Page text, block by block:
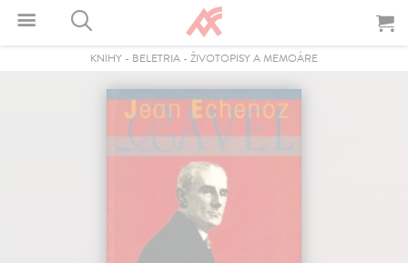
KNIHY - BELETRIA - ŽIVOTOPISY A MEMOÁRE